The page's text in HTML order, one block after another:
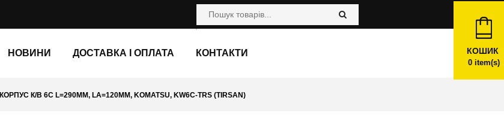
НОВИНИ ДОСТАВКА І ОПЛАТА КОНТАКТИ КОШИК
0item(s)
КОРПУС К/В 6C L=290ММ, LA=120ММ, KOMATSU, KW6C-TRS (TIRSAN)